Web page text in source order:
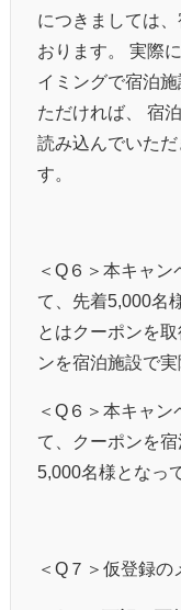
につきましては
おります。 実際
イミングで宿泊
ただければ、 宿
読み込んでいた
す。
＜ Q ６＞本キャン
て、先着5,000名
とはクーポンを
ンを宿泊施設で
＜ Q ６＞本キャン
て、クーポンを
5,000名様となっ
＜ Q ７＞仮登録の